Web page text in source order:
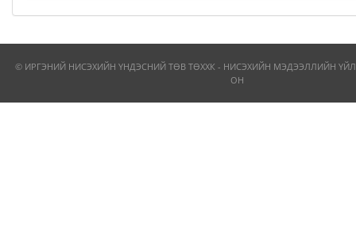
© ИРГЭНИЙ НИСЭХИЙН ҮНДЭСНИЙ ТӨВ ТӨХХК - НИСЭХИЙН МЭДЭЭЛЛИЙН
ОН